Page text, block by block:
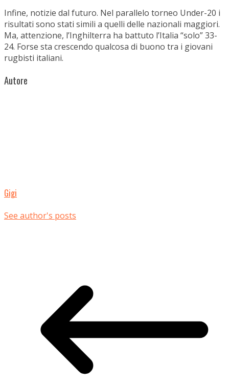
Infine, notizie dal futuro. Nel parallelo torneo Under-20 i
risultati sono stati simili a quelli delle nazionali maggiori.
Ma, attenzione, l’Inghilterra ha battuto l’Italia “solo” 33-
24. Forse sta crescendo qualcosa di buono tra i giovani
rugbisti italiani.
Autore
Gigi
See author's posts